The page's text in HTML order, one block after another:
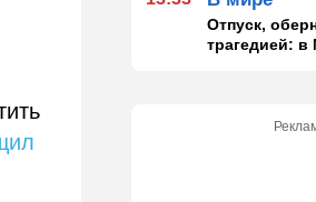
Отпуск,
трагедией: в